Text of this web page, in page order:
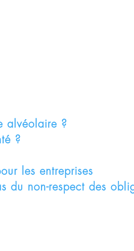
alvéolaire ?
?
les entreprises
du non-respect des